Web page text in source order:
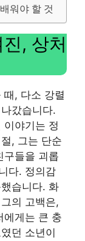
워야 할 것
, 상처
때, 다소 강렬
갔습니다.
이야기는 정
, 그는 단순
구들을 괴롭
다. 정의감
습니다. 화
의 고백은,
에게는 큰 충
던 소년이